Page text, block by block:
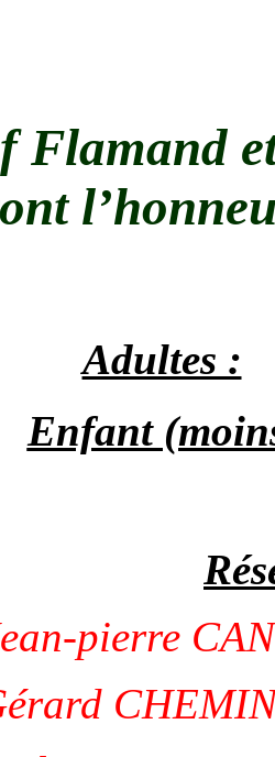
Flamand
Adultes :
Enfant
pierre